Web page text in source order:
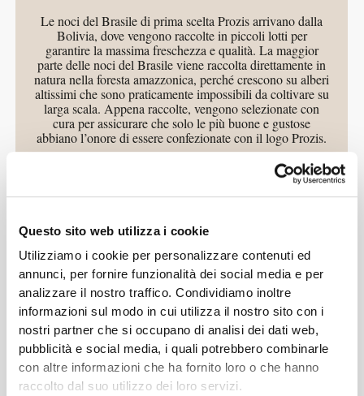
Questo sito web utilizza i cookie
Utilizziamo i cookie per personalizzare contenuti ed
annunci, per fornire funzionalità dei social media e per
analizzare il nostro traffico. Condividiamo inoltre
informazioni sul modo in cui utilizza il nostro sito con i
nostri partner che si occupano di analisi dei dati web,
pubblicità e social media, i quali potrebbero combinarle
con altre informazioni che ha fornito loro o che hanno
raccolto dal suo utilizzo dei loro servizi.
Le noci del Brasile di prima scelta Prozis arrivano dalla
Bolivia, dove vengono raccolte in piccoli lotti per
garantire la massima freschezza e qualità. La maggior
parte delle noci del Brasile viene raccolta direttamente in
natura nella foresta amazzonica, perché crescono su alberi
altissimi che sono praticamente impossibili da coltivare su
larga scala. Appena raccolte, vengono selezionate con
cura per assicurare che solo le più buone e gustose
abbiano l’onore di essere confezionate con il logo Prozis.
Sapore
cremoso,
consistenza
croccante